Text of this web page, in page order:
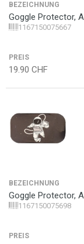
BEZEICHNUNG
Goggle Protector,
1167150075667
PREIS
19.90 CHF
BEZEICHNUNG
Goggle Protector,
1167150075698
PREIS